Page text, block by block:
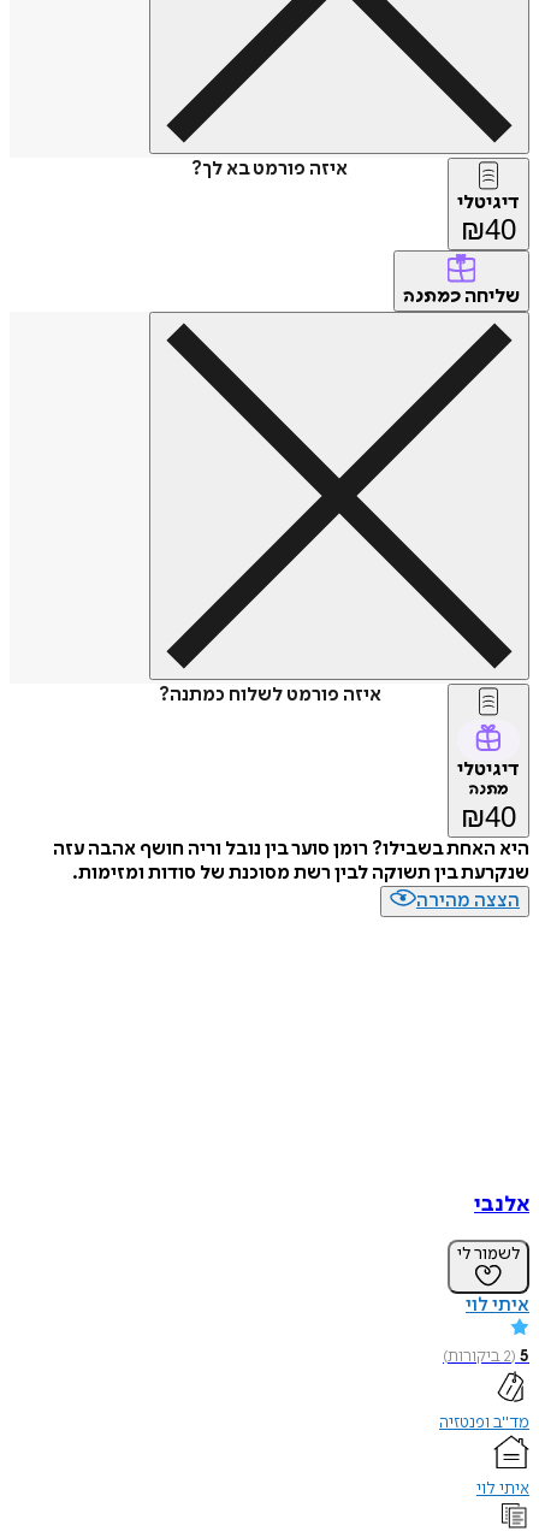
איזה פורמט בא לך?
דיגיטלי
₪40
שליחה כמתנה
איזה פורמט לשלוח כמתנה?
דיגיטלי
מתנה
₪40
היא האחת בשבילו? רומן סוער בין נובל וריה חושף אהבה עזה
שנקרעת בין תשוקה לבין רשת מסוכנת של סודות ומזימות.
הצצה מהירה
אלנבי
לשמור לי
איתי לוי
5
(
2ביקורות)
מד"ב ופנטזיה
איתי לוי